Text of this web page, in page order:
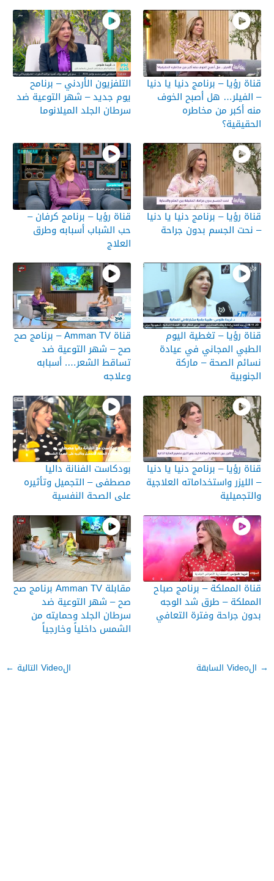
قناة رؤيا – برنامج دنيا يا دنيا
– الفيلر… هل أصبح الخوف
منه أكبر من مخاطره
الحقيقية؟
التلفزيون الأردني – برنامح
يوم جديد – شهر التوعية ضد
سرطان الجلد الميلانوما
قناة رؤيا – برنامج دنيا يا دنيا
– نحت الجسم بدون جراحة
قناة رؤيا – برنامج كرفان –
حب الشباب أسبابه وطرق
العلاج
قناة رؤيا – تغطية اليوم
الطبي المجاني في عيادة
نسائم الصحة – ماركة
الجنوبية
قناة Amman TV – برنامج صح
صح – شهر التوعية ضد
تساقط الشعر…. أسبابه
وعلاجه
قناة رؤيا – برنامج دنيا يا دنيا
– الليزر واستخداماته العلاجية
والتجميلية
بودكاست الفنانة داليا
مصطفى – التجميل وتأثيره
على الصحة النفسية
قناة المملكة – برنامج صباح
المملكة – طرق شد الوجه
بدون جراحة وفترة التعافي
مقابلة Amman TV برنامج صح
صح – شهر التوعية ضد
سرطان الجلد وحمايته من
الشمس داخلياً وخارجياً
→ الVideo السابقة الVideo التالية ←